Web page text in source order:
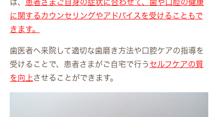
は、
患者さまご自身の症状に合わせて、歯や口腔の健康
に関するカウンセリングやアドバイスを受けることもで
きます。
歯医者へ来院して適切な歯磨き方法や口腔ケアの指導を
受けることで、患者さまがご自宅で行う セルフケアの質
を向上 させることができます。